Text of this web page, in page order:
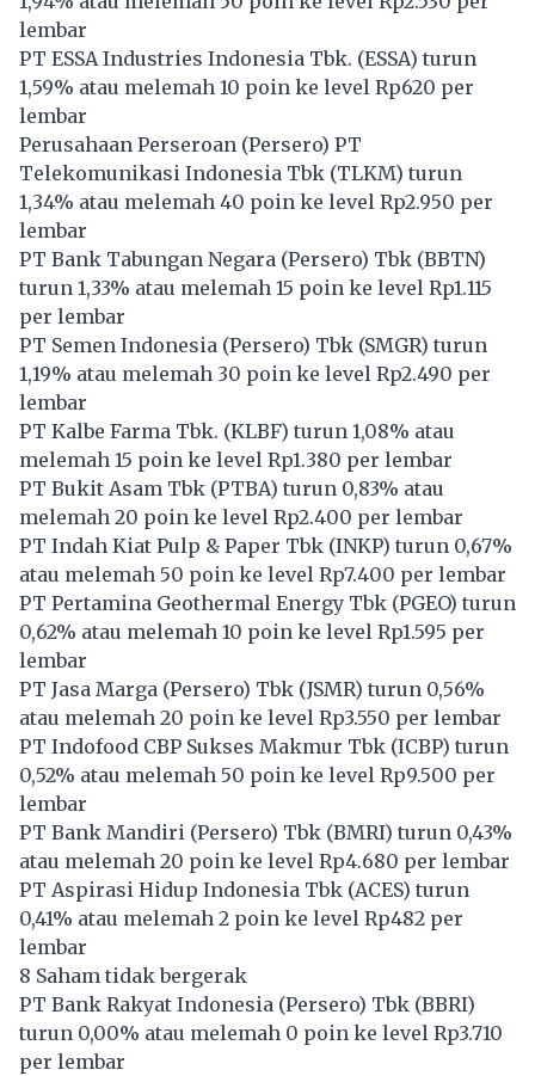
lembar
PT ESSA Industries Indonesia Tbk. (ESSA) turun
1,59% atau melemah 10 poin ke level Rp620 per
lembar
Perusahaan Perseroan (Persero) PT
Telekomunikasi Indonesia Tbk (TLKM) turun
1,34% atau melemah 40 poin ke level Rp2.950 per
lembar
PT Bank Tabungan Negara (Persero) Tbk (BBTN)
turun 1,33% atau melemah 15 poin ke level Rp1.115
per lembar
PT Semen Indonesia (Persero) Tbk (SMGR) turun
1,19% atau melemah 30 poin ke level Rp2.490 per
lembar
PT Kalbe Farma Tbk. (KLBF) turun 1,08% atau
melemah 15 poin ke level Rp1.380 per lembar
PT Bukit Asam Tbk (PTBA) turun 0,83% atau
melemah 20 poin ke level Rp2.400 per lembar
PT Indah Kiat Pulp & Paper Tbk (INKP) turun 0,67%
atau melemah 50 poin ke level Rp7.400 per lembar
PT Pertamina Geothermal Energy Tbk (PGEO) turun
0,62% atau melemah 10 poin ke level Rp1.595 per
lembar
PT Jasa Marga (Persero) Tbk (JSMR) turun 0,56%
atau melemah 20 poin ke level Rp3.550 per lembar
PT Indofood CBP Sukses Makmur Tbk (ICBP) turun
0,52% atau melemah 50 poin ke level Rp9.500 per
lembar
PT Bank Mandiri (Persero) Tbk (BMRI) turun 0,43%
atau melemah 20 poin ke level Rp4.680 per lembar
PT Aspirasi Hidup Indonesia Tbk (ACES) turun
0,41% atau melemah 2 poin ke level Rp482 per
lembar
8 Saham tidak bergerak
PT Bank Rakyat Indonesia (Persero) Tbk (BBRI)
turun 0,00% atau melemah 0 poin ke level Rp3.710
per lembar